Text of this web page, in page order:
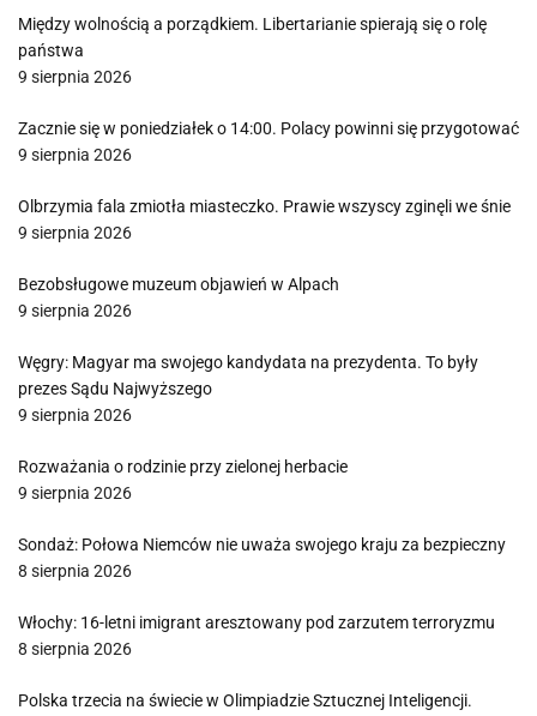
Między wolnością a porządkiem. Libertarianie spierają się o rolę
państwa
9 sierpnia 2026
Zacznie się w poniedziałek o 14:00. Polacy powinni się przygotować
9 sierpnia 2026
Olbrzymia fala zmiotła miasteczko. Prawie wszyscy zginęli we śnie
9 sierpnia 2026
Bezobsługowe muzeum objawień w Alpach
9 sierpnia 2026
Węgry: Magyar ma swojego kandydata na prezydenta. To były
prezes Sądu Najwyższego
9 sierpnia 2026
Rozważania o rodzinie przy zielonej herbacie
9 sierpnia 2026
Sondaż: Połowa Niemców nie uważa swojego kraju za bezpieczny
8 sierpnia 2026
Włochy: 16-letni imigrant aresztowany pod zarzutem terroryzmu
8 sierpnia 2026
Polska trzecia na świecie w Olimpiadzie Sztucznej Inteligencji.